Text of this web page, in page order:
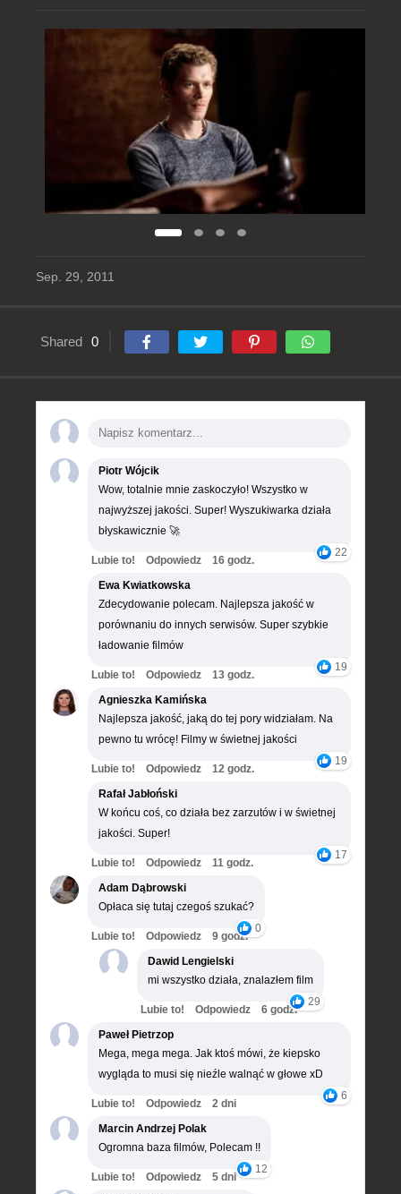
Sep. 29, 2011
Shared 0
Piotr Wójcik
Wow, totalnie mnie zaskoczyło! Wszystko w
najwyższej jakości. Super! Wyszukiwarka działa
błyskawicznie 🚀
22
Lubie to! Odpowiedz
16 godz.
Ewa Kwiatkowska
Zdecydowanie polecam. Najlepsza jakość w
porównaniu do innych serwisów. Super szybkie
ładowanie filmów
19
Lubie to! Odpowiedz
13 godz.
Agnieszka Kamińska
Najlepsza jakość, jaką do tej pory widziałam. Na
pewno tu wrócę! Filmy w świetnej jakości
19
Lubie to! Odpowiedz
12 godz.
Rafał Jabłoński
W końcu coś, co działa bez zarzutów i w świetnej
jakości. Super!
17
Lubie to! Odpowiedz
11 godz.
Adam Dąbrowski
Opłaca się tutaj czegoś szukać?
0
Lubie to! Odpowiedz
9 godz.
Dawid Lengielski
mi wszystko działa, znalazłem film
29
Lubie to! Odpowiedz
6 godz.
Paweł Pietrzop
Mega, mega mega. Jak ktoś mówi, że kiepsko
wygląda to musi się nieźle walnąć w głowe xD
6
Lubie to! Odpowiedz
2 dni
Marcin Andrzej Polak
Ogromna baza filmów, Polecam !!
12
Lubie to! Odpowiedz
5 dni